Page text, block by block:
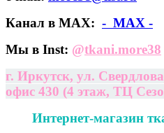
Канал в МАХ: - МАХ -
Мы в Inst: @tkani.more38
г. Иркутск, ул.
офис 430 (4 этаж, ТЦ
Интернет-магазин